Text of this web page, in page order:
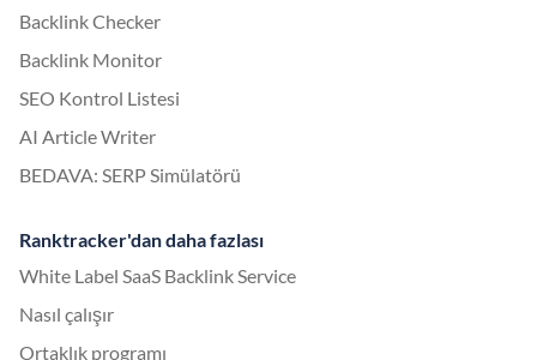
Backlink Checker
Backlink Monitor
SEO Kontrol Listesi
AI Article Writer
BEDAVA: SERP Simülatörü
Ranktracker'dan daha fazlası
White Label SaaS Backlink Service
Nasıl çalışır
Ortaklık programı